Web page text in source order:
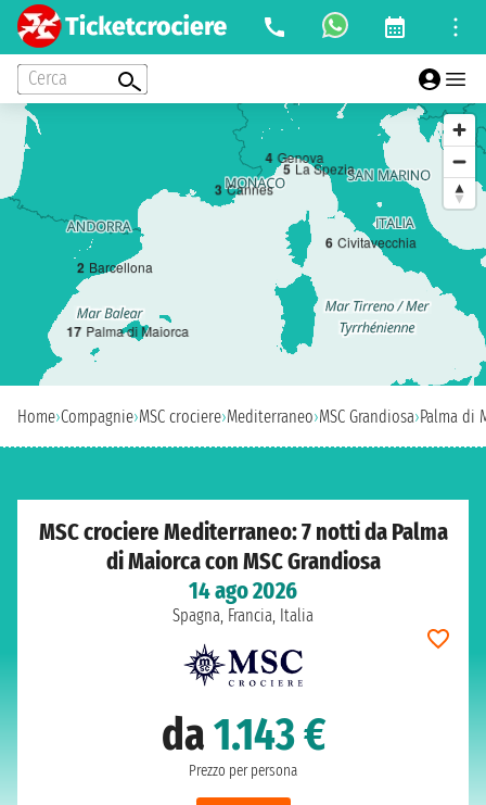
Cerca
17 Palma di Maiorca
2 Barcellona
3 Cannes
4 Genova
5 La Spezia
6 Civitavecchia
Home›Compagnie›MSC crociere›Mediterraneo›MSC Grandiosa›Palma di
MSC crociere Mediterraneo: 7 notti da Palma
di Maiorca con MSC Grandiosa
14 ago 2026
Spagna, Francia, Italia
da1.143 €
Prezzo per persona